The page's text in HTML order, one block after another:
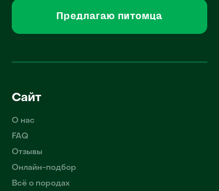
Предлагаю питомца
Сайт
О нас
FAQ
Отзывы
Онлайн-подбор
Всё о породах